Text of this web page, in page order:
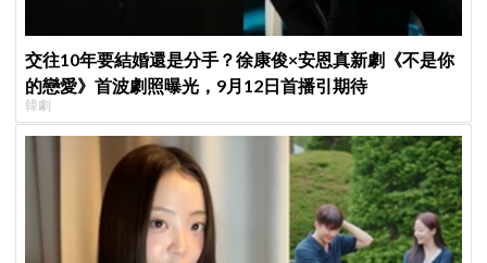
交往10年要結婚還是分手？徐康俊×安恩真新劇《不是你
的戀愛》首波劇照曝光，9月12日首播引期待
韓劇